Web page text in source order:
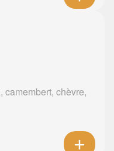
camembert, chèvre,